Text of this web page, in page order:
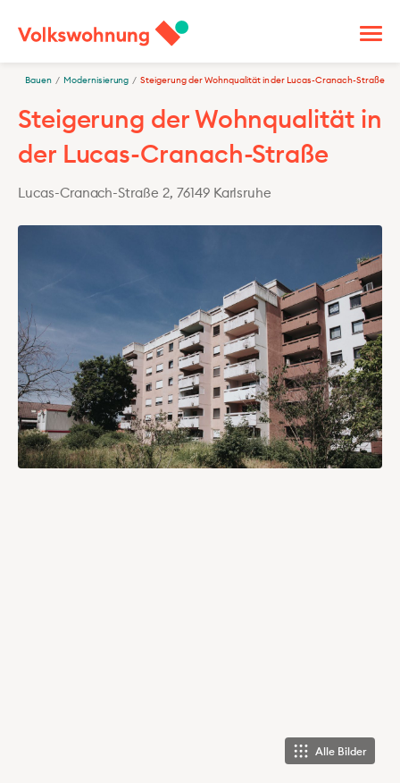
Bauen / Modernisierung / Steigerung der Wohnqualität in der Lucas-Cranach-Straße
Steigerung der Wohnqualität in
der Lucas-Cranach-Straße
Lucas-Cranach-Straße 2, 76149 Karlsruhe
Alle Bilder